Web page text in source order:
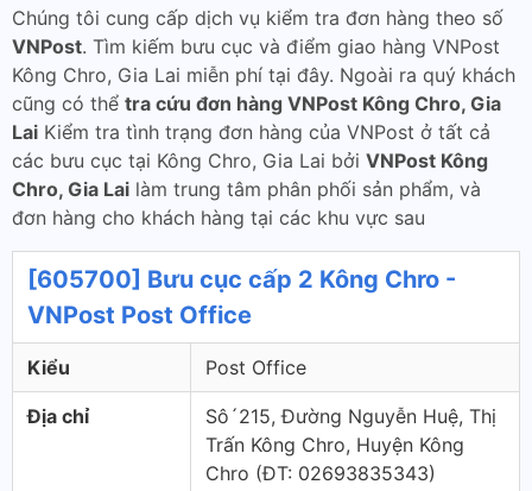
Chúng tôi cung cấp dịch vụ kiểm tra đơn hàng theo số
VNPost. Tìm kiếm bưu cục và điểm giao hàng VNPost
Kông Chro, Gia Lai miễn phí tại đây. Ngoài ra quý khách
cũng có thể tra cứu đơn hàng VNPost Kông Chro, Gia
Lai Kiểm tra tình trạng đơn hàng của VNPost ở tất cả
các bưu cục tại Kông Chro, Gia Lai bởi VNPost Kông
Chro, Gia Lai làm trung tâm phân phối sản phẩm, và
đơn hàng cho khách hàng tại các khu vực sau
[605700] Bưu cục cấp 2 Kông Chro -
VNPost Post Office
Kiểu Post Office
Địa chỉ
Sô´215, Đường Nguyễn Huệ, Thị
Trấn Kông Chro, Huyện Kông
Chro (ÐT: 02693835343)